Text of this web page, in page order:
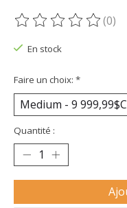
Ce produit est évalué à
(0)
En stock
Faire un choix: *
Quantité :